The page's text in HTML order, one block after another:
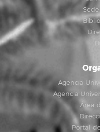
Agencia
Agencia
Área
Portal